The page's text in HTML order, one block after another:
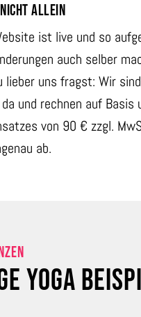
ALLEIN
ist live und so
auch selber
lieber uns fragst: Wir
und rechnen auf Basis
von 90 € zzgl.
ab.
YOGA